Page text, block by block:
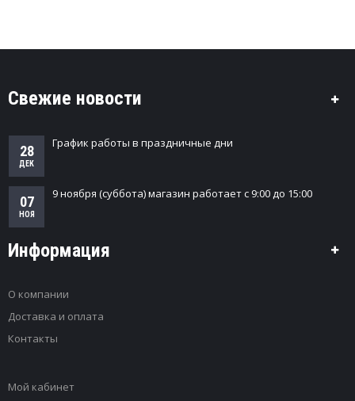
Свежие новости
28
ДЕК
График работы в праздничные дни
07
НОЯ
9 ноября (суббота) магазин работает с 9:00 до 15:00
Информация
О компании
Доставка и оплата
Контакты
Мой кабинет